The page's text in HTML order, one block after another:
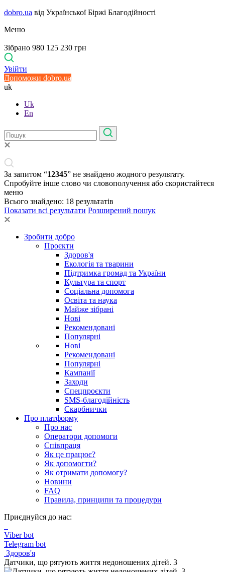
dobro.ua від Української Біржі Благодійності
Меню
Зібрано 980 125 230 грн
Увійти
Допоможи dobro.ua
uk
Uk
En
За запитом “12345” не знайдено жодного результату.
Спробуйте інше слово чи словополучення або скористайтеся
меню
Всього знайдено: 18 результатів
Показати всі результати Розширений пошук
Зробити добро
Проєкти
Здоров'я
Екологія та тварини
Підтримка громад та України
Культура та спорт
Соціальна допомога
Освіта та наука
Майже зібрані
Нові
Рекомендовані
Популярні
Нові
Рекомендовані
Популярні
Кампанії
Заходи
Спецпроєкти
SMS-благодійність
Скарбнички
Про платформу
Про нас
Оператори допомоги
Співпраця
Як це працює?
Як допомогти?
Як отримати допомогу?
Новини
FAQ
Правила, принципи та процедури
Приєднуйся до нас:
Viber bot
Telegram bot
Здоров'я
Датчики, що рятують життя недоношених дітей. 3